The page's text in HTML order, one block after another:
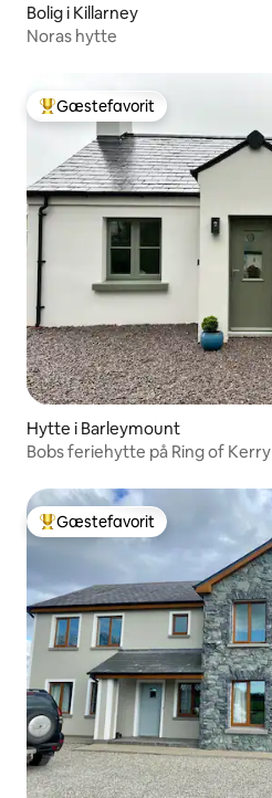
Bolig i Killarney
Noras hytte
Bedste gæstefavorit
Gæstefavorit
Hytte i Barleymount
Bobs feriehytte på Ring of Kerry
Bedste gæstefavorit
Gæstefavorit